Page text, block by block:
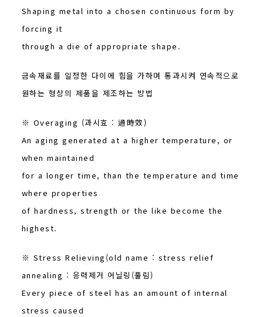
Shaping metal into a chosen continuous form by
forcing it
through a die of appropriate shape.
금속재료를 일정한 다이에 힘을 가하며 통과시켜 연속적으로
원하는 형상의 제품을 제조하는 방법
※ Overaging (과시효 : 過時效)
An aging generated at a higher temperature, or
when maintained
for a longer time, than the temperature and time
where properties
of hardness, strength or the like become the
highest.
※ Stress Relieving(old name : stress relief
annealing : 응력제거 어닐링(풀림)
Every piece of steel has an amount of internal
stress caused